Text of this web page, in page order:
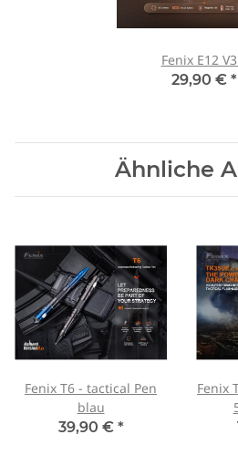
Fenix E12
29,90 € *
Ähnliche
Fenix T6 - tactical Pen
blau
39,90 € *
Fenix